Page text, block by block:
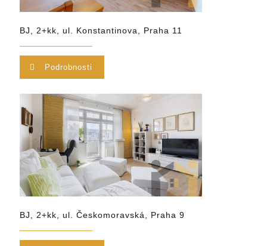
BJ, 2+kk, ul. Konstantinova, Praha 11
Podrobnosti
BJ, 2+kk, ul. Českomoravská, Praha 9